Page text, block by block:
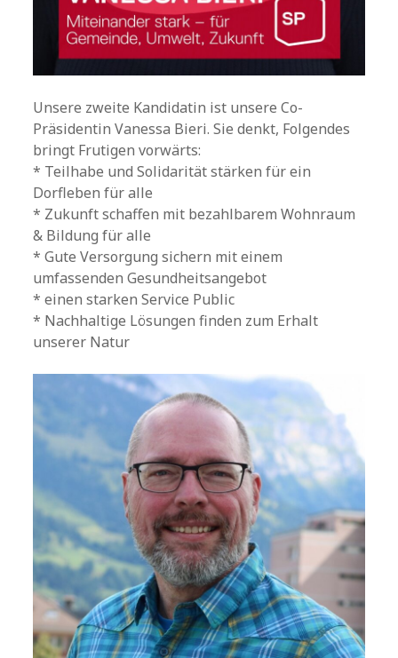
Unsere zweite Kandidatin ist unsere Co-
Präsidentin Vanessa Bieri. Sie denkt, Folgendes
bringt Frutigen vorwärts:
* Teilhabe und Solidarität stärken für ein
Dorfleben für alle
* Zukunft schaffen mit bezahlbarem Wohnraum
& Bildung für alle
* Gute Versorgung sichern mit einem
umfassenden Gesundheitsangebot
* einen starken Service Public
* Nachhaltige Lösungen finden zum Erhalt
unserer Natur